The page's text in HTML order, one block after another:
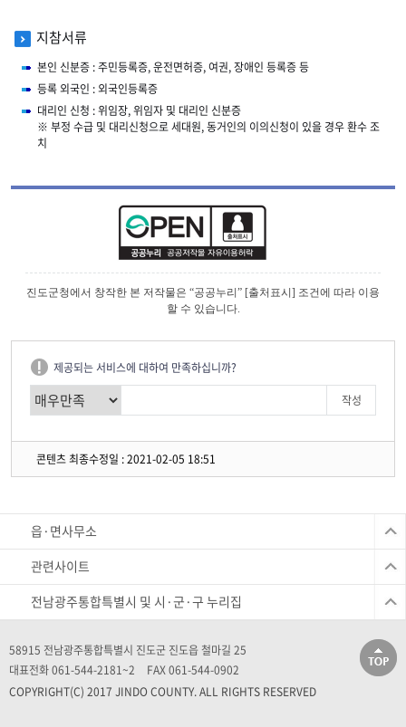
지참서류
본인 신분증 : 주민등록증, 운전면허증, 여권, 장애인 등록증 등
등록 외국인 : 외국인등록증
대리인 신청 : 위임장, 위임자 및 대리인 신분증
※ 부정 수급 및 대리신청으로 세대원, 동거인의 이의신청이 있을 경우 환수 조
치
진도군청에서 창작한 본 저작물은 “공공누리” [출처표시] 조건에 따라 이용
할 수 있습니다.
제공되는 서비스에 대하여 만족하십니까?
콘텐츠 최종수정일 : 2021-02-05 18:51
읍·면사무소
관련사이트
전남광주통합특별시 및 시·군·구 누리집
58915 전남광주통합특별시 진도군 진도읍 철마길 25
대표전화 061-544-2181~2
FAX 061-544-0902
COPYRIGHT(C) 2017 JINDO COUNTY. ALL RIGHTS RESERVED